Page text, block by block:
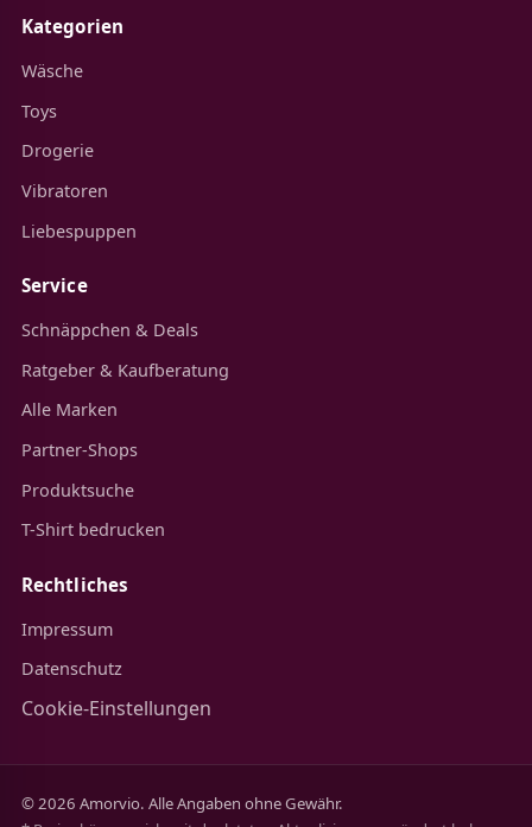
Kategorien
Wäsche
Toys
Drogerie
Vibratoren
Liebespuppen
Service
Schnäppchen & Deals
Ratgeber & Kaufberatung
Alle Marken
Partner-Shops
Produktsuche
T-Shirt bedrucken
Rechtliches
Impressum
Datenschutz
Cookie-Einstellungen
© 2026 Amorvio. Alle Angaben ohne Gewähr.